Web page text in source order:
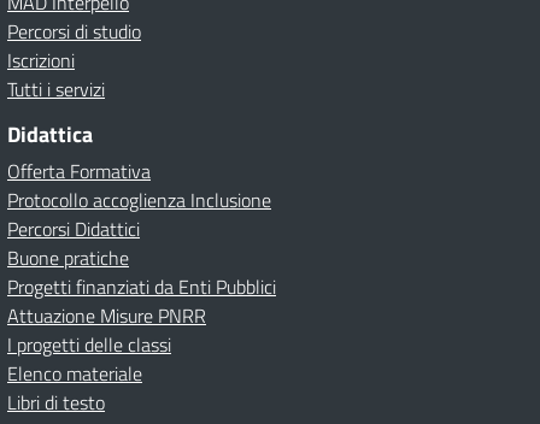
Percorsi di studio
Iscrizioni
Tutti i servizi
Didattica
Offerta Formativa
Protocollo accoglienza Inclusione
Percorsi Didattici
Buone pratiche
Progetti finanziati da Enti Pubblici
Attuazione Misure PNRR
I progetti delle classi
Elenco materiale
Libri di testo